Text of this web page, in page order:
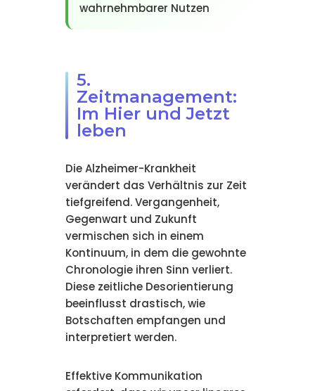
wahrnehmbarer Nutzen
5.
Zeitmanagement:
Im Hier und Jetzt
leben
Die Alzheimer-Krankheit
verändert das Verhältnis zur Zeit
tiefgreifend. Vergangenheit,
Gegenwart und Zukunft
vermischen sich in einem
Kontinuum, in dem die gewohnte
Chronologie ihren Sinn verliert.
Diese zeitliche Desorientierung
beeinflusst drastisch, wie
Botschaften empfangen und
interpretiert werden.
Effektive Kommunikation